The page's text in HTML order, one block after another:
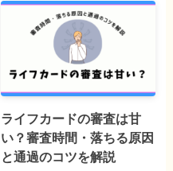
ライフカードの審査は甘
い？審査時間・落ちる原因
と通過のコツを解説